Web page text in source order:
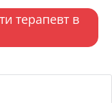
терапевт в